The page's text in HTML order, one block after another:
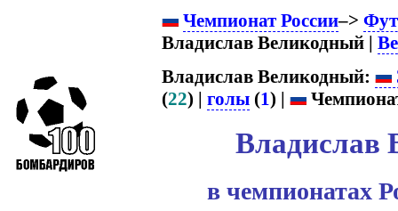
Чемпионат России–>
Владислав Великодный |
Владислав Великодный:
(22) | голы (1) |
Владислав
в чемпионатах